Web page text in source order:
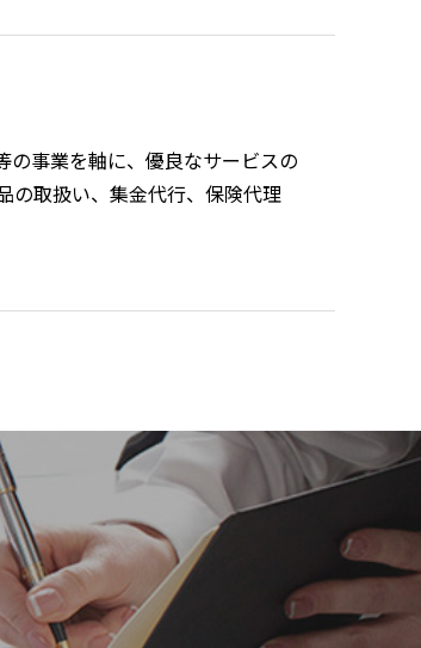
の事業を軸に、優良なサービスの
の取扱い、集金代行、保険代理